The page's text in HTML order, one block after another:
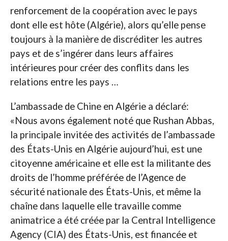
renforcement de la coopération avec le pays
dont elle est hôte (Algérie), alors qu’elle pense
toujours à la manière de discréditer les autres
pays et de s’ingérer dans leurs affaires
intérieures pour créer des conflits dans les
relations entre les pays …
L’ambassade de Chine en Algérie a déclaré:
«Nous avons également noté que Rushan Abbas,
la principale invitée des activités de l’ambassade
des États-Unis en Algérie aujourd’hui, est une
citoyenne américaine et elle est la militante des
droits de l’homme préférée de l’Agence de
sécurité nationale des États-Unis, et même la
chaîne dans laquelle elle travaille comme
animatrice a été créée par la Central Intelligence
Agency (CIA) des États-Unis, est financée et